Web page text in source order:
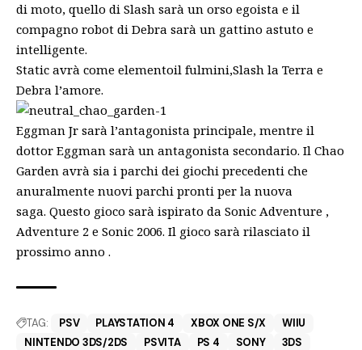
di moto, quello di Slash sarà un orso egoista e il
compagno robot di Debra sarà un gattino astuto e
intelligente.
Static avrà come elementoil fulmini,Slash la Terra e
Debra l’amore.
Eggman Jr sarà l’antagonista principale, mentre il
dottor Eggman sarà un antagonista secondario. Il Chao
Garden avrà sia i parchi dei giochi precedenti che
anuralmente nuovi parchi pronti per la nuova
saga. Questo gioco sarà ispirato da Sonic Adventure ,
Adventure 2 e Sonic 2006. Il gioco sarà rilasciato il
prossimo anno .
TAG: PSV PLAYSTATION 4 XBOX ONE S/X
WIIU
NINTENDO 3DS/2DS
PSVITA PS 4 SONY
3DS